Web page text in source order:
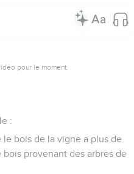
pour le moment.
:
le bois de la vigne a plus de
provenant des arbres de